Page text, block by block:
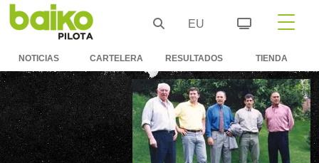
EU
NOTICIAS CARTELERA RESULTADOS TIENDA